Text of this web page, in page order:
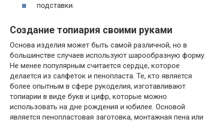
подставки.
Создание топиария своими руками
Основа изделия может быть самой различной, но в
большинстве случаев используют шарообразную форму.
Не менее популярным считается сердце, которое
делается из салфеток и пенопласта. Те, кто является
более опытным в сфере рукоделия, изготавливают
топиарии в виде букв и цифр, которые можно
использовать на дне рождения и юбилее. Основой
является пенопластовая заготовка, монтажная пена или